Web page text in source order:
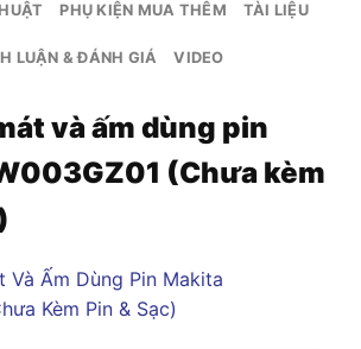
PHỤ KIỆN MUA THÊM TÀI LIỆU
LUẬN & ĐÁNH GIÁ VIDEO
và ấm dùng pin
(Chưa kèm